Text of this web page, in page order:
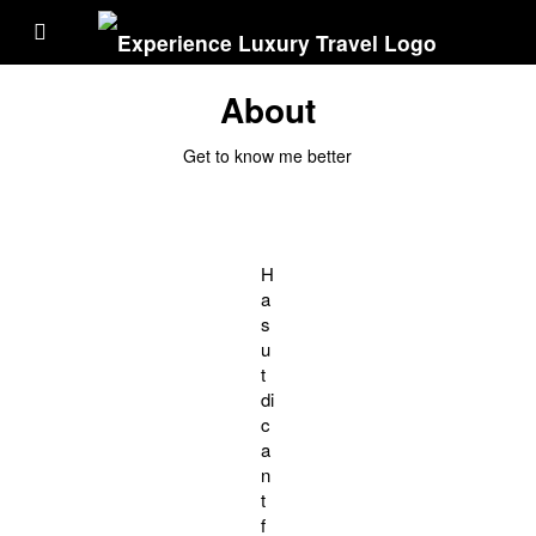
About
Get to know me better
H
a
s
u
t
di
c
a
n
t
f